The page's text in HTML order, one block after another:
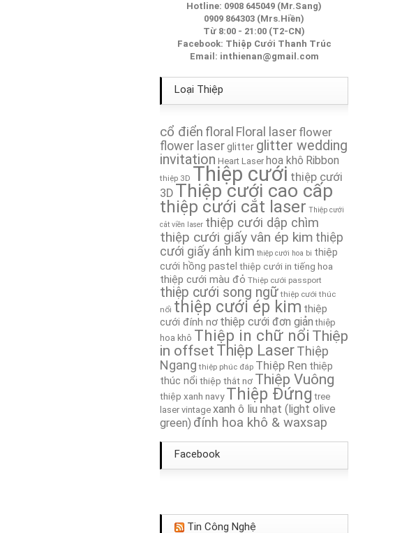
Thiệp Cưới TA240A
Thiệp Cưới TA228A
Thiệp Cưới TA003
Thiệp Cưới TA106
Thiệp Cưới TA018
Thiệp Cưới TA212A
Thiệp Cưới TA070
Thiệp Cưới TA208A
Hotline: 0908 645049 (Mr.Sang)
0909 864303 (Mrs.Hiền)
Từ 8:00 - 21:00 (T2-CN)
Facebook: Thiệp Cưới Thanh Trúc
Email: inthienan@gmail.com
Loại Thiệp
cổ điển floral Floral laser flower
flower laserglitter glitter wedding
invitation Heart Laser hoa khô Ribbon
thiệp 3D Thiệp cưới thiệp cưới
3D Thiệp cưới cao cấp
thiệp cưới cắt laser Thiệp cưới
cắt viền laser thiệp cưới dập chìm
thiệp cưới giấy vân ép kim thiệp
cưới giấy ánh kim thiệp cưới hoa bi thiệp
cưới hồng pastel thiệp cưới in tiếng hoa
thiệp cưới màu đỏ Thiệp cưới passport
thiệp cưới song ngữ thiệp cưới thúc
nổi thiệp cưới ép kim thiệp
cưới đính nơ thiệp cưới đơn giản thiệp
hoa khô Thiệp in chữ nổi Thiệp
in offset Thiệp LaserThiệp
Ngang thiệp phúc đáp Thiệp Ren thiệp
thúc nổi thiệp thắt nơ Thiệp Vuông
thiệp xanh navy Thiệp Đứng tree
laser vintage xanh ô liu nhạt (light olive
green) đính hoa khô & waxsap
Facebook
Tin Công Nghệ